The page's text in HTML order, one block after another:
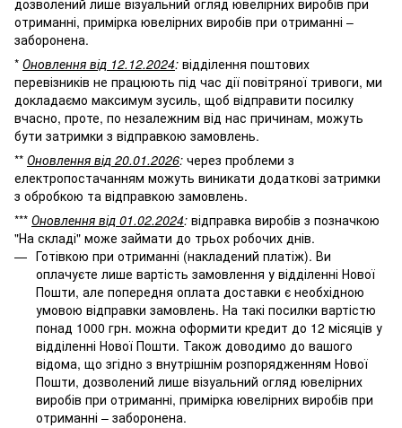
дозволений лише візуальний огляд ювелірних виробів при
отриманні, примірка ювелірних виробів при отриманні –
заборонена.
* Оновлення від 12.12.2024: відділення поштових
перевізників не працюють під час дії повітряної тривоги, ми
докладаємо максимум зусиль, щоб відправити посилку
вчасно, проте, по незалежним від нас причинам, можуть
бути затримки з відправкою замовлень.
** Оновлення від 20.01.2026: через проблеми з
електропостачанням можуть виникати додаткові затримки
з обробкою та відправкою замовлень.
*** Оновлення від 01.02.2024: відправка виробів з позначкою
"На складі" може займати до трьох робочих днів.
Готівкою при отриманні (накладений платіж). Ви
оплачуєте лише вартість замовлення у відділенні Нової
Пошти, але попередня оплата доставки є необхідною
умовою відправки замовлень. На такі посилки вартістю
понад 1000 грн. можна оформити кредит до 12 місяців у
відділенні Нової Пошти. Також доводимо до вашого
відома, що згідно з внутрішнім розпорядженням Нової
Пошти, дозволений лише візуальний огляд ювелірних
виробів при отриманні, примірка ювелірних виробів при
отриманні – заборонена.